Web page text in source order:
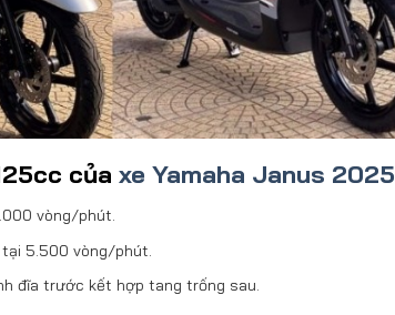
của xe Yamaha Janus 2025
vòng/phút.
tại 5.500 vòng/phút.
đĩa trước kết hợp tang trống sau.